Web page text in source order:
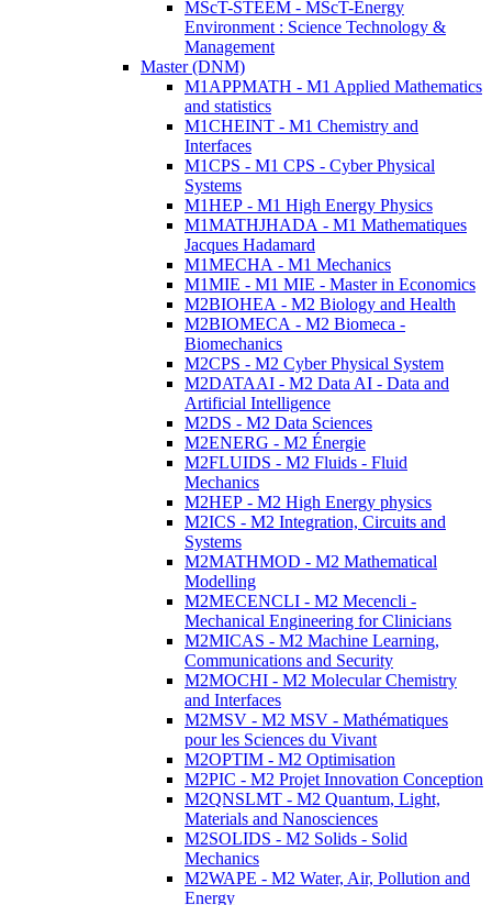
MScT-STEEM - MScT-Energy
Environment : Science Technology &
Management
Master (DNM)
M1APPMATH - M1 Applied Mathematics
and statistics
M1CHEINT - M1 Chemistry and
Interfaces
M1CPS - M1 CPS - Cyber Physical
Systems
M1HEP - M1 High Energy Physics
M1MATHJHADA - M1 Mathematiques
Jacques Hadamard
M1MECHA - M1 Mechanics
M1MIE - M1 MIE - Master in Economics
M2BIOHEA - M2 Biology and Health
M2BIOMECA - M2 Biomeca -
Biomechanics
M2CPS - M2 Cyber Physical System
M2DATAAI - M2 Data AI - Data and
Artificial Intelligence
M2DS - M2 Data Sciences
M2ENERG - M2 Énergie
M2FLUIDS - M2 Fluids - Fluid
Mechanics
M2HEP - M2 High Energy physics
M2ICS - M2 Integration, Circuits and
Systems
M2MATHMOD - M2 Mathematical
Modelling
M2MECENCLI - M2 Mecencli -
Mechanical Engineering for Clinicians
M2MICAS - M2 Machine Learning,
Communications and Security
M2MOCHI - M2 Molecular Chemistry
and Interfaces
M2MSV - M2 MSV - Mathématiques
pour les Sciences du Vivant
M2OPTIM - M2 Optimisation
M2PIC - M2 Projet Innovation Conception
M2QNSLMT - M2 Quantum, Light,
Materials and Nanosciences
M2SOLIDS - M2 Solids - Solid
Mechanics
M2WAPE - M2 Water, Air, Pollution and
Energy